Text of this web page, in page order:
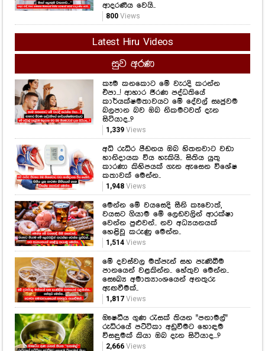
"ජීවිතේ ලස්සනම ගමන ඔයා එක්ක
යන්න ලැබුණ එක තමයි මගේ ලොකුම
වාසනාව..." සැනසීම සතුට රැඳි වසර
ගණනක මතකයත් එක්ක රොෂාන් තවත්
ආදරණීය වෙයි..
800Views
Latest Hiru Videos
සුව අරණ
කෑම කනකොට මේ වැරදි කරන්න
එපා...! ආහාර ජීරණ පද්ධතියේ
කාර්යක්ෂමතාවයට මේ දේවල් සෘජුවම
බලපාන බව ඔබ නිකමටවත් දැන
සිටියාද..?
1,339Views
අධි රුධිර පීඩනය ඔබ හිතනවාට වඩා
හානිදායක විය හැකියි.. සිතිය යුතු
කාරණා කිහිපයක් ගැන ඇසෙන විශේෂ
කතාවක් මෙන්න..
1,948Views
මෙන්න මේ වයසෙදි සීනි කෑවොත්,
වයසට ගියාම මේ ලෙඩවලින් ආරක්ෂා
වෙන්න පුළුවන්.. නව අධ්‍යයනයක්
හෙළිවූ කරුණු මෙන්න..
1,514Views
මේ දවස්වල මත්පැන් සහ පැණිබීම
පානයෙන් වළකින්න.. හේතුව මෙන්න..
සෞඛ්‍ය අමාත්‍යාංශයෙන් අනතුරු